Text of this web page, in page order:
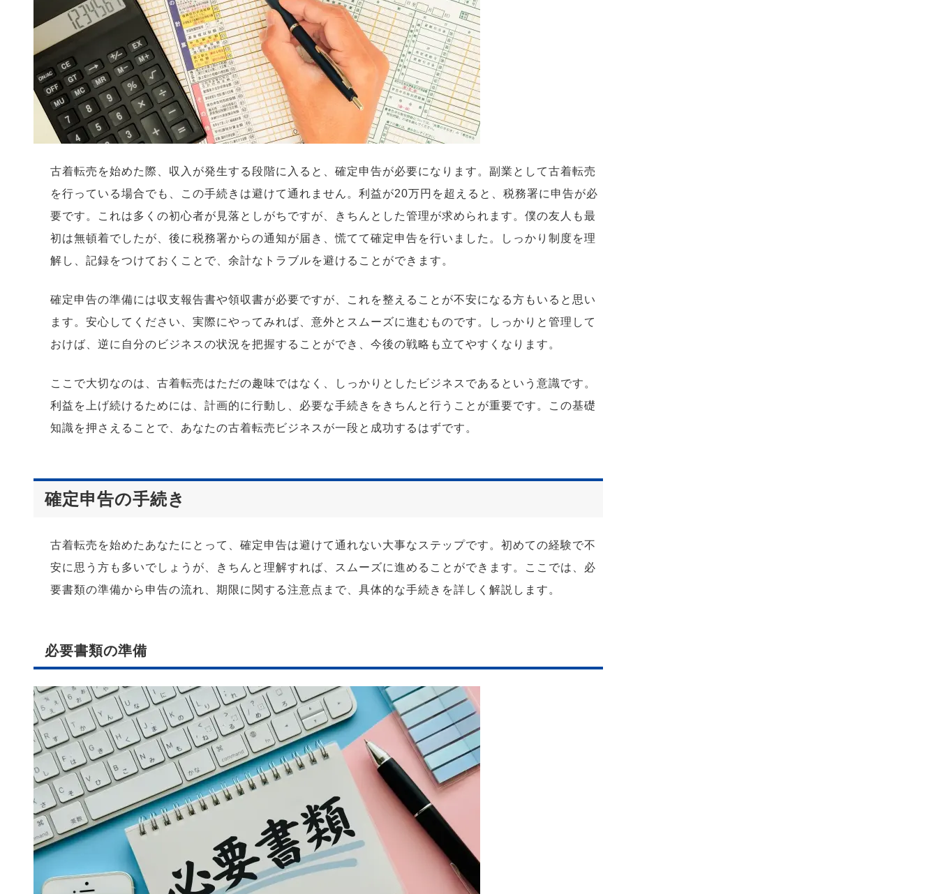
古着転売を始めた際、収入が発生する段階に入ると、確定申告が必要になります。副業として古着転売
を行っている場合でも、この手続きは避けて通れません。利益が20万円を超えると、税務署に申告が必
要です。これは多くの初心者が見落としがちですが、きちんとした管理が求められます。僕の友人も最
初は無頓着でしたが、後に税務署からの通知が届き、慌てて確定申告を行いました。しっかり制度を理
解し、記録をつけておくことで、余計なトラブルを避けることができます。
確定申告の準備には収支報告書や領収書が必要ですが、これを整えることが不安になる方もいると思い
ます。安心してください、実際にやってみれば、意外とスムーズに進むものです。しっかりと管理して
おけば、逆に自分のビジネスの状況を把握することができ、今後の戦略も立てやすくなります。
ここで大切なのは、古着転売はただの趣味ではなく、しっかりとしたビジネスであるという意識です。
利益を上げ続けるためには、計画的に行動し、必要な手続きをきちんと行うことが重要です。この基礎
知識を押さえることで、あなたの古着転売ビジネスが一段と成功するはずです。
確定申告の手続き
古着転売を始めたあなたにとって、確定申告は避けて通れない大事なステップです。初めての経験で不
安に思う方も多いでしょうが、きちんと理解すれば、スムーズに進めることができます。ここでは、必
要書類の準備から申告の流れ、期限に関する注意点まで、具体的な手続きを詳しく解説します。
必要書類の準備